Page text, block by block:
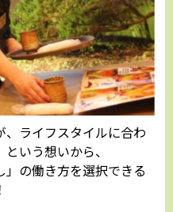
、ライフスタイルに合わ
いう想いから、
の働き方を選択できる